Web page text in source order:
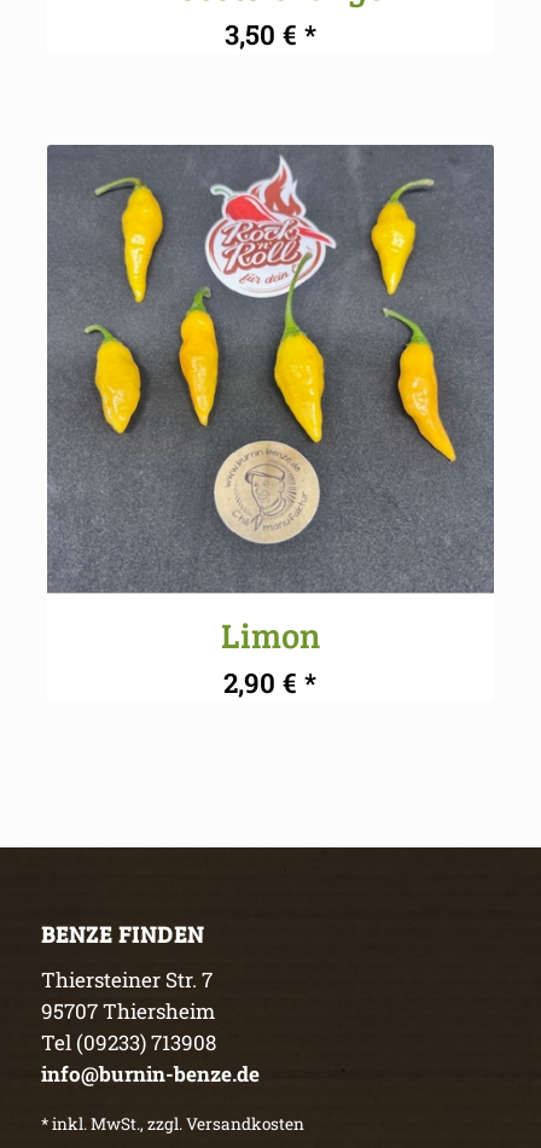
3,50 €
Limon
2,90€
BENZE FINDEN
Thiersteiner Str. 7
95707 Thiersheim
Tel (09233) 713908
info@burnin-benze.de
* inkl. MwSt., zzgl. Versandkosten